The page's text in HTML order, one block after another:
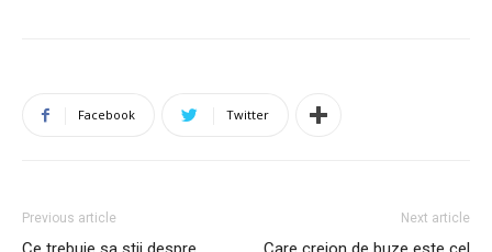
Facebook Twitter
Previous article Next article